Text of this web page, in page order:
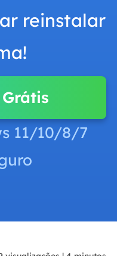
reinstalar
11/10/8/7